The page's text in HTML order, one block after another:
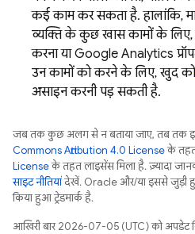
कई काम कर सकता है. हालांकि,
व्यक्ति के कुछ खास कामों के
करना याGoogle Analytics
उन कामों को करने के लिए, खुद
असाइन करनी पड़ सकती है.
जब तक कुछ अलग से न बताया जाए, तब तक इस
Commons Attribution 4.0 Licenseके
Licenseके तहत लाइसेंस मिला है. ज़्यादा
साइट नीतियांदेखें. Oracle और/या इससे जुड़ी
किया हुआ ट्रेडमार्क है.
आखिरी बार 2026-07-05 (UTC) को अपडेट